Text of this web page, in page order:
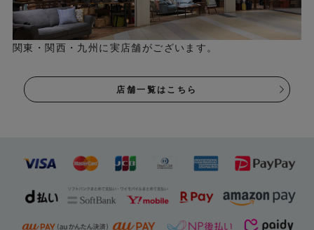
関東・関西・九州に実店舗がございます。
店舗一覧はこちら